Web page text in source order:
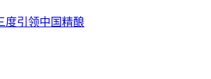
度引领中国精酿